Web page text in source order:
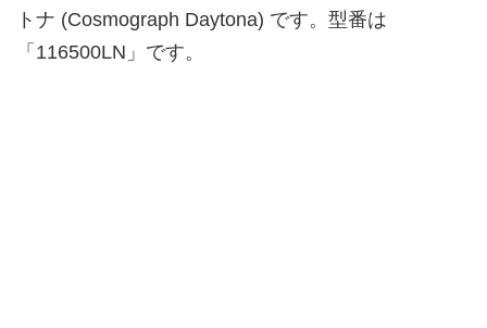
トナ (Cosmograph Daytona) です。型番は
「116500LN」です。